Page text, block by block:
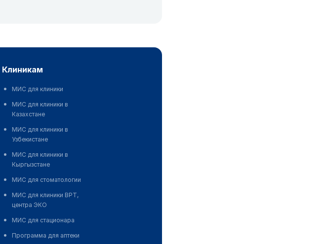
клиникам
МИС для клиники
МИС для клиники в
Казахстане
МИС для клиники в
Узбекистане
МИС для клиники в
Кыргызстане
МИС для стоматологии
МИС для клиники ВРТ,
центра ЭКО
МИС для стационара
Программа для аптеки